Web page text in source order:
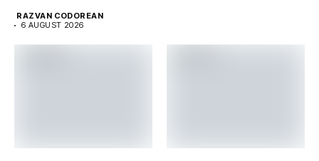
RAZVAN CODOREAN
6 AUGUST 2026